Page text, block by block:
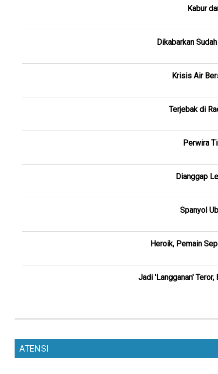
Kabur
Dikabarkan
Krisis Air
Terjebak di
Perwira
Dianggap
Spanyol
Heroik, Pemain
Jadi 'Langganan'
ATENSI